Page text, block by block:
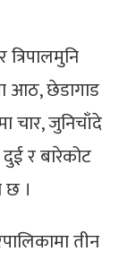
आठ, छेडागाड
चार, जुनिचाँदे
र बारेकोट
छ ।
तीन